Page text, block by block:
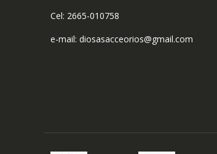
Cel: 2665-010758
e-mail: diosasacceorios@gmail.com